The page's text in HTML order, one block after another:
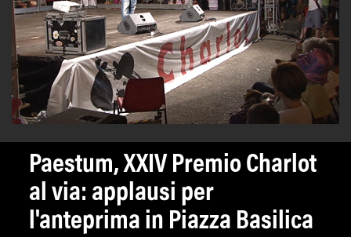
Paestum, XXIV Premio Charlot
al via: applausi per
l'anteprima in Piazza Basilica